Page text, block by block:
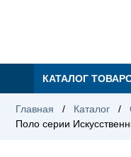
КАТАЛОГ
Главная / Каталог /
Поло серии